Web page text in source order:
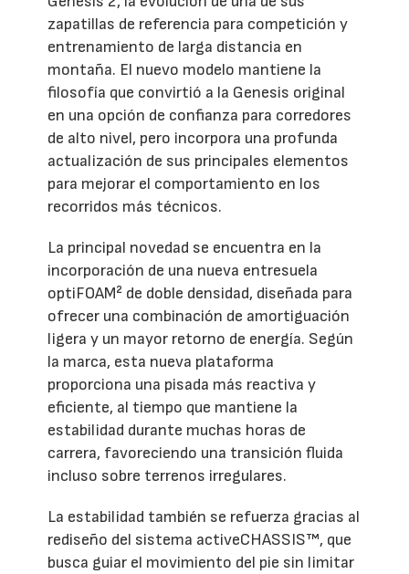
zapatillas de referencia para competición y
entrenamiento de larga distancia en
montaña. El nuevo modelo mantiene la
filosofía que convirtió a la Genesis original
en una opción de confianza para corredores
de alto nivel, pero incorpora una profunda
actualización de sus principales elementos
para mejorar el comportamiento en los
recorridos más técnicos.
La principal novedad se encuentra en la
incorporación de una nueva entresuela
optiFOAM² de doble densidad, diseñada para
ofrecer una combinación de amortiguación
ligera y un mayor retorno de energía. Según
la marca, esta nueva plataforma
proporciona una pisada más reactiva y
eficiente, al tiempo que mantiene la
estabilidad durante muchas horas de
carrera, favoreciendo una transición fluida
incluso sobre terrenos irregulares.
La estabilidad también se refuerza gracias al
rediseño del sistema activeCHASSIS™, que
busca guiar el movimiento del pie sin limitar